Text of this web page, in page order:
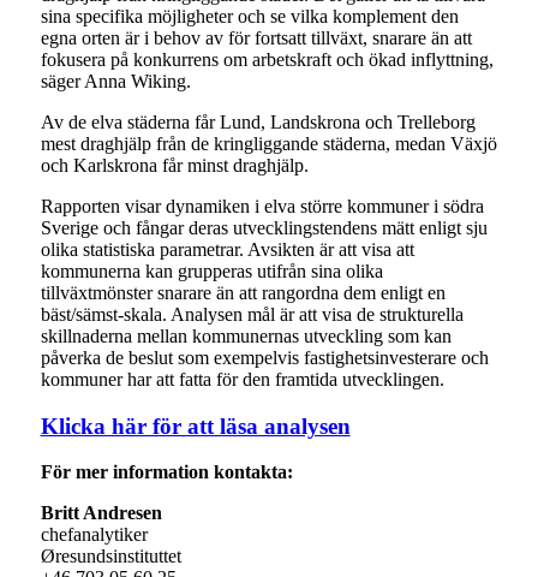
sina specifika möjligheter och se vilka komplement den
egna orten är i behov av för fortsatt tillväxt, snarare än att
fokusera på konkurrens om arbetskraft och ökad inflyttning,
säger Anna Wiking.
Av de elva städerna får Lund, Landskrona och Trelleborg
mest draghjälp från de kringliggande städerna, medan Växjö
och Karlskrona får minst draghjälp.
Rapporten visar dynamiken i elva större kommuner i södra
Sverige och fångar deras utvecklingstendens mätt enligt sju
olika statistiska parametrar. Avsikten är att visa att
kommunerna kan grupperas utifrån sina olika
tillväxtmönster snarare än att rangordna dem enligt en
bäst/sämst-skala. Analysen mål är att visa de strukturella
skillnaderna mellan kommunernas utveckling som kan
påverka de beslut som exempelvis fastighetsinvesterare och
kommuner har att fatta för den framtida utvecklingen.
Klicka här för att läsa analysen
För mer information kontakta:
Britt Andresen
chefanalytiker
Øresundsinstituttet